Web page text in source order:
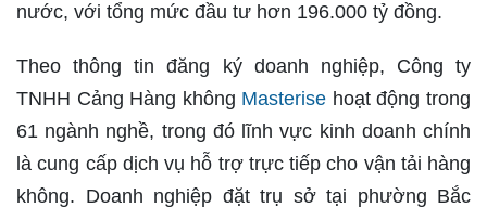
nước, với tổng mức đầu tư hơn 196.000 tỷ đồng.
Theo thông tin đăng ký doanh nghiệp, Công ty
TNHH Cảng Hàng không Masterise hoạt động trong
61 ngành nghề, trong đó lĩnh vực kinh doanh chính
là cung cấp dịch vụ hỗ trợ trực tiếp cho vận tải hàng
không. Doanh nghiệp đặt trụ sở tại phường Bắc